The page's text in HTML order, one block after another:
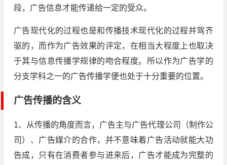
段，广告信息才能传递给一定的受众。
广告现代化的过程也是和传播技术现代化的过程并驾齐
驱的，而作为广告效果的评定，在相当大程度上也取决
于其与信息传播学规律的吻合程度。所以作为广告学的
分支学科之一的广告传播学便也处于十分重要的位置。
广告传播的含义
1、从传播的角度而言，广告主与广告代理公司（制作公
司）、广告媒介的合作，并不意味着广告活动就能大功
告成，只有在消费者参与进来后，广告才能成为完整的